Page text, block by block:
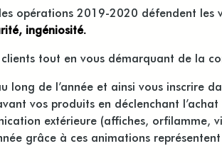
opérations 2019-2020 défendent les
ingéniosité.
tout en vous démarquant de la
de l’année et ainsi vous inscrire
vos produits en déclenchant l’achat
extérieure (affiches, orfilamme,
grâce à ces animations